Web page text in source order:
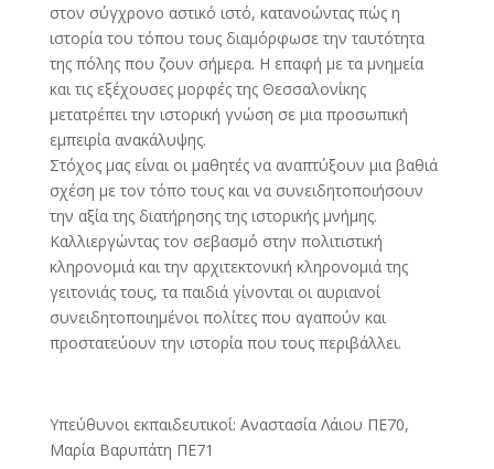
στον σύγχρονο αστικό ιστό, κατανοώντας πώς η
ιστορία του τόπου τους διαμόρφωσε την ταυτότητα
της πόλης που ζουν σήμερα. Η επαφή με τα μνημεία
και τις εξέχουσες μορφές της Θεσσαλονίκης
μετατρέπει την ιστορική γνώση σε μια προσωπική
εμπειρία ανακάλυψης.
Στόχος μας είναι οι μαθητές να αναπτύξουν μια βαθιά
σχέση με τον τόπο τους και να συνειδητοποιήσουν
την αξία της διατήρησης της ιστορικής μνήμης.
Καλλιεργώντας τον σεβασμό στην πολιτιστική
κληρονομιά και την αρχιτεκτονική κληρονομιά της
γειτονιάς τους, τα παιδιά γίνονται οι αυριανοί
συνειδητοποιημένοι πολίτες που αγαπούν και
προστατεύουν την ιστορία που τους περιβάλλει.
Υπεύθυνοι εκπαιδευτικοί: Αναστασία Λάιου ΠΕ70,
Μαρία Βαρυπάτη ΠΕ71